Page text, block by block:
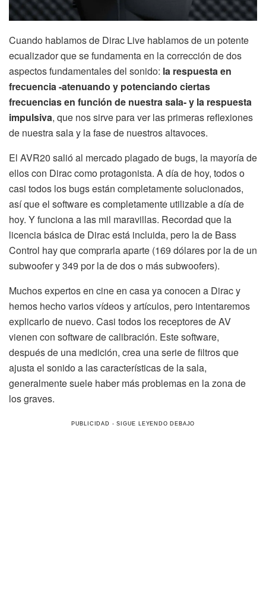
Cuando hablamos de Dirac Live hablamos de un potente
ecualizador que se fundamenta en la corrección de dos
aspectos fundamentales del sonido: la respuesta en
frecuencia -atenuando y potenciando ciertas
frecuencias en función de nuestra sala- y la respuesta
impulsiva, que nos sirve para ver las primeras reflexiones
de nuestra sala y la fase de nuestros altavoces.
El AVR20 salió al mercado plagado de bugs, la mayoría de
ellos con Dirac como protagonista. A día de hoy, todos o
casi todos los bugs están completamente solucionados,
así que el software es completamente utilizable a día de
hoy. Y funciona a las mil maravillas. Recordad que la
licencia básica de Dirac está incluida, pero la de Bass
Control hay que comprarla aparte (169 dólares por la de un
subwoofer y 349 por la de dos o más subwoofers).
Muchos expertos en cine en casa ya conocen a Dirac y
hemos hecho varios vídeos y artículos, pero intentaremos
explicarlo de nuevo. Casi todos los receptores de AV
vienen con software de calibración. Este software,
después de una medición, crea una serie de filtros que
ajusta el sonido a las características de la sala,
generalmente suele haber más problemas en la zona de
los graves.